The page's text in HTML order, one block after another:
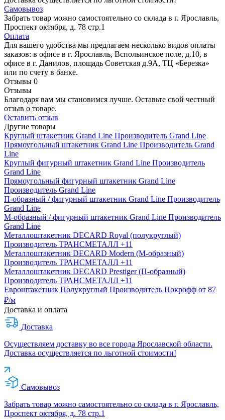
Самовывоз
Забрать товар можно самостоятельно со склада в г. Ярославль,
Проспект октября, д. 78 стр.1
Оплата
Для вашего удобства мы предлагаем несколько видов оплаты
заказов: в офисе в г. Ярославль, Вспольинское поле, д.10, в
офисе в г. Данилов, площадь Советская д.9А, ТЦ «Березка»
или по счету в банке.
Отзывы 0
Отзывы
Благодаря вам мы становимся лучше. Оставьте свой честный
отзыв о товаре.
Оставить отзыв
Другие товары
Круглый штакетник Grand Line Производитель Grand Line
Прямоугольный штакетник Grand Line Производитель Grand
Line
Круглый фигурный штакетник Grand Line Производитель
Grand Line
Прямоугольный фигурный штакетник Grand Line
Производитель Grand Line
П-образный / фигурный штакетник Grand Line Производитель
Grand Line
М-образный / фигурный штакетник Grand Line Производитель
Grand Line
Металлоштакетник DECARD Royal (полукруглый)
Производитель ТРАНСМЕТАЛЛ +11
Металлоштакетник DECARD Modern (М-образный)
Производитель ТРАНСМЕТАЛЛ +11
Металлоштакетник DECARD Prestiger (П-образный)
Производитель ТРАНСМЕТАЛЛ +11
Евроштакетник Полукруглый Производитель Покрофф от 87
₽/м
Доставка и оплата
Доставка
Осуществляем доставку во все города Ярославской области.
Доставка осуществляется по льготной стоимости!
Самовывоз
Забрать товар можно самостоятельно со склада в г. Ярославль,
Проспект октября, д. 78 стр.1